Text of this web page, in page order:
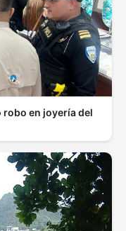
en joyería del